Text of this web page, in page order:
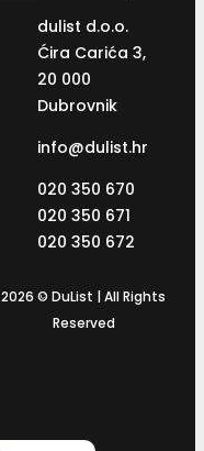
dulist d.o.o.
Ćira Carića 3,
20 000
Dubrovnik
info@dulist.hr
020 350 670
020 350 671
020 350 672
2026 © DuList | All Rights
Reserved